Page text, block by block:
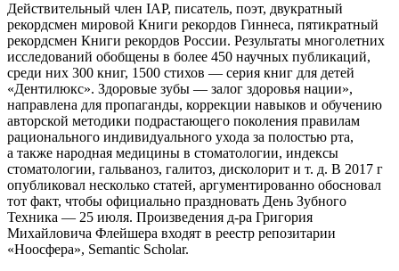
Действительный член IAP, писатель, поэт, двукратный
рекордсмен мировой Книги рекордов Гиннеса, пятикратный
рекордсмен Книги рекордов России. Результаты многолетних
исследований обобщены в более 450 научных публикаций,
среди них 300 книг, 1500 стихов — серия книг для детей
«Дентилюкс». Здоровые зубы — залог здоровья нации»,
направлена для пропаганды, коррекции навыков и обучению
авторской методики подрастающего поколения правилам
рационального индивидуального ухода за полостью рта,
а также народная медицины в стоматологии, индексы
стоматологии, гальваноз, галитоз, дисколорит и т. д. В 2017 г
опубликовал несколько статей, аргументированно обосновал
тот факт, чтобы официально праздновать День Зубного
Техника — 25 июля. Произведения д-ра Григория
Михайловича Флейшера входят в реестр репозитарии
«Ноосфера», Semantic Scholar.